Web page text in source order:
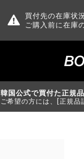
買付先の在庫状
ご購入前に在庫
韓国公式で買付た正規
ご希望の方には、[正規品